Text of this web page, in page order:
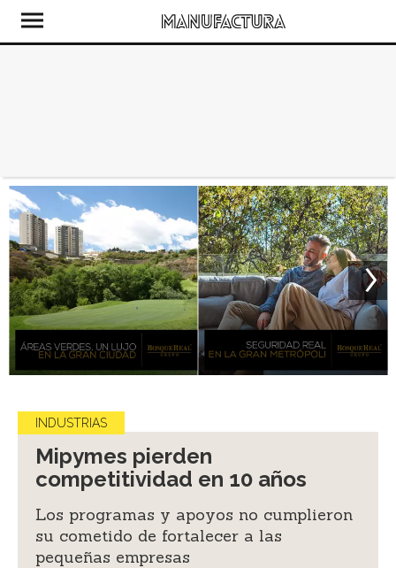
INDUSTRIAS
Mipymes pierden
competitividad en 10 años
Los programas y apoyos no cumplieron
su cometido de fortalecer a las
pequeñas empresas